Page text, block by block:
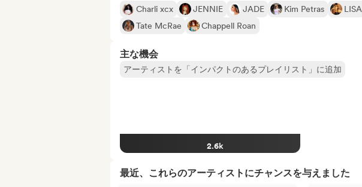
Charli xcx JENNIE JADE Kim Petras LISA
Tate McRae
Chappell Roan
主な機会
アーティストを「インパクトのあるプレイリスト」に追加
2.6k
最近、これらのアーティストにチャンスを与えました